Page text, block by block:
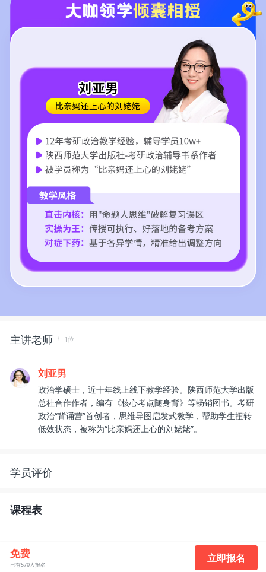
主讲老师 1位
刘亚男
政治学硕士，近十年线上线下教学经验。陕西师范大学出版
总社合作作者，编有《核心考点随身背》等畅销图书。考研
政治“背诵营”首创者，思维导图启发式教学，帮助学生扭转
低效状态，被称为“比亲妈还上心的刘姥姥”。
学员评价
课程表
免费
已有570人报名
立即报名